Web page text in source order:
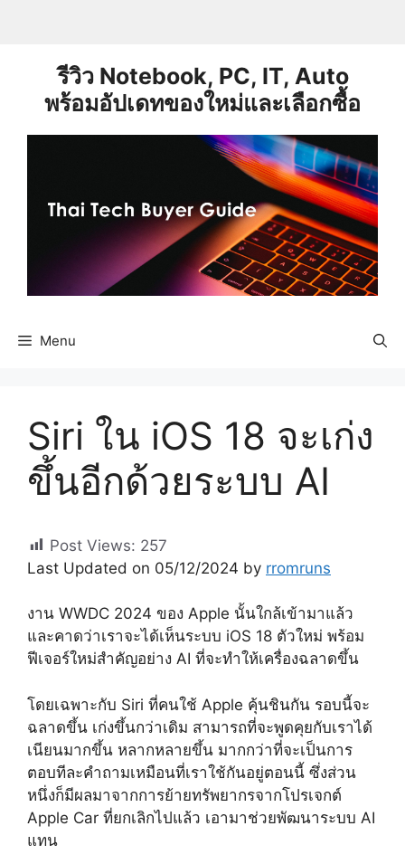
รีวิว Notebook, PC, IT, Auto
พร้อมอัปเดทของใหม่และเลือกซื้อ
Menu
Siri ใน iOS 18 จะเก่ง
ขึ้นอีกด้วยระบบ AI
Post Views: 257
Last Updated on 05/12/2024 by rromruns
งาน WWDC 2024 ของ Apple นั้นใกล้เข้ามาแล้ว
และคาดว่าเราจะได้เห็นระบบ iOS 18 ตัวใหม่ พร้อม
ฟีเจอร์ใหม่สำคัญอย่าง AI ที่จะทำให้เครื่องฉลาดขึ้น
โดยเฉพาะกับ Siri ที่คนใช้ Apple คุ้นชินกัน รอบนี้จะ
ฉลาดขึ้น เก่งขึ้นกว่าเดิม สามารถที่จะพูดคุยกับเราได้
เนียนมากขึ้น หลากหลายขึ้น มากกว่าที่จะเป็นการ
ตอบทีละคำถามเหมือนที่เราใช้กันอยู่ตอนนี้ ซึ่งส่วน
หนึ่งก็มีผลมาจากการย้ายทรัพยากรจากโปรเจกต์
Apple Car ที่ยกเลิกไปแล้ว เอามาช่วยพัฒนาระบบ AI
แทน